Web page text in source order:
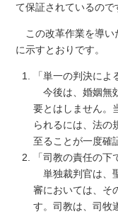
て保証されているので
この改革作業を導い
に示すとおりです。
「単一の判決によ
今後は、婚姻無
要とはしません。
られるには、法の
至ることが一度確
「司教の責任の下
単独裁判官は、
審においては、そ
す。司教は、司牧